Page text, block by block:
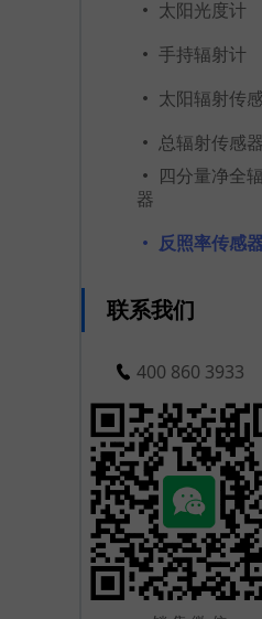
太阳光度计
手持辐射计
太阳辐射传
总辐射传感器
四分量净全
器
反照率传感
联系我们
400 860 3933